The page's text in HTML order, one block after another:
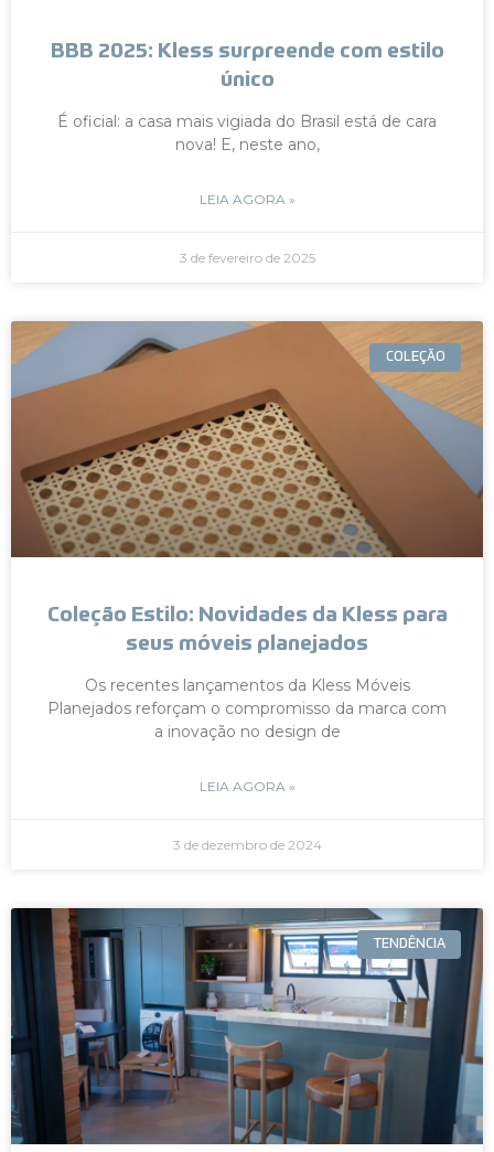
BBB 2025: Kless surpreende com estilo
único
É oficial: a casa mais vigiada do Brasil está de cara
nova! E, neste ano,
LEIA AGORA »
3 de fevereiro de 2025
COLEÇÃO
Coleção Estilo: Novidades da Kless para
seus móveis planejados
Os recentes lançamentos da Kless Móveis
Planejados reforçam o compromisso da marca com
a inovação no design de
LEIA AGORA »
3 de dezembro de 2024
TENDÊNCIA